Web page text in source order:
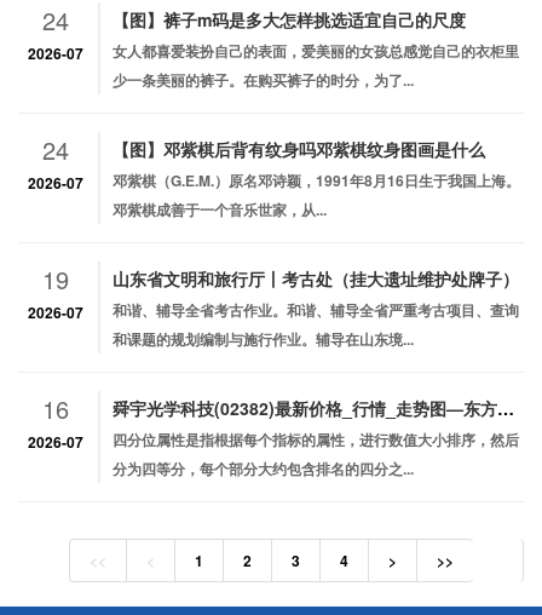
24
2026-07
【图】裤子m码是多大怎样挑选适宜自己的尺度
女人都喜爱装扮自己的表面，爱美丽的女孩总感觉自己的衣柜里
少一条美丽的裤子。在购买裤子的时分，为了...
24
2026-07
【图】邓紫棋后背有纹身吗邓紫棋纹身图画是什么
邓紫棋（G.E.M.）原名邓诗颖，1991年8月16日生于我国上海。
邓紫棋成善于一个音乐世家，从...
19
2026-07
山东省文明和旅行厅丨​考古处（挂大遗址维护处牌子）
和谐、辅导全省考古作业。和谐、辅导全省严重考古项目、查询
和课题的规划编制与施行作业。辅导在山东境...
16
2026-07
舜宇光学科技(02382)最新价格_行情_走势图—东方财富网
四分位属性是指根据每个指标的属性，进行数值大小排序，然后
分为四等分，每个部分大约包含排名的四分之...
<< < 1 2 3 4 > >>